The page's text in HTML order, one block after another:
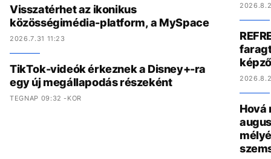
Visszatérhet az ikonikus
közösségimédia-platform, a MySpace
2026.7.31 11:23
TikTok-videók érkeznek a Disney+-ra
egy új megállapodás részeként
TEGNAP 09:32 -KOR
Hová